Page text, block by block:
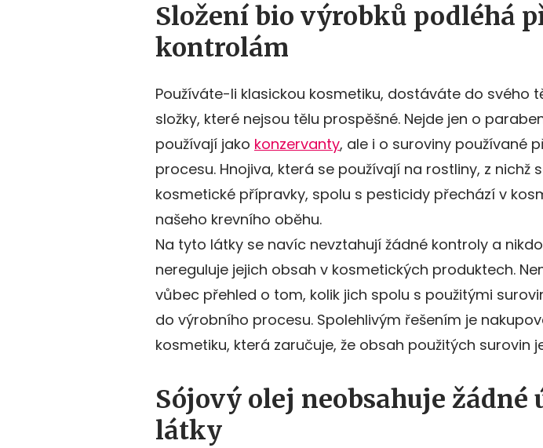
Složení bio výrobků podléhá
kontrolám
Používáte-li klasickou kosmetiku, dostáváte do svého
složky, které nejsou tělu prospěšné. Nejde jen o
používají jako konzervanty, ale i o suroviny používané
procesu. Hnojiva, která se používají na rostliny, z nichž
kosmetické přípravky, spolu s pesticidy přechází v
našeho krevního oběhu.
Na tyto látky se navíc nevztahují žádné kontroly a
nereguluje jejich obsah v kosmetických produktech.
vůbec přehled o tom, kolik jich spolu s použitými
do výrobního procesu. Spolehlivým řešením je
kosmetiku, která zaručuje, že obsah použitých surovin
Sójový olej neobsahuje žádné
látky